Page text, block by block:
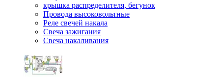
крышка распределителя, бегунок
Провода высоковольтные
Реле свечей накала
Свеча зажигания
Свеча накаливания